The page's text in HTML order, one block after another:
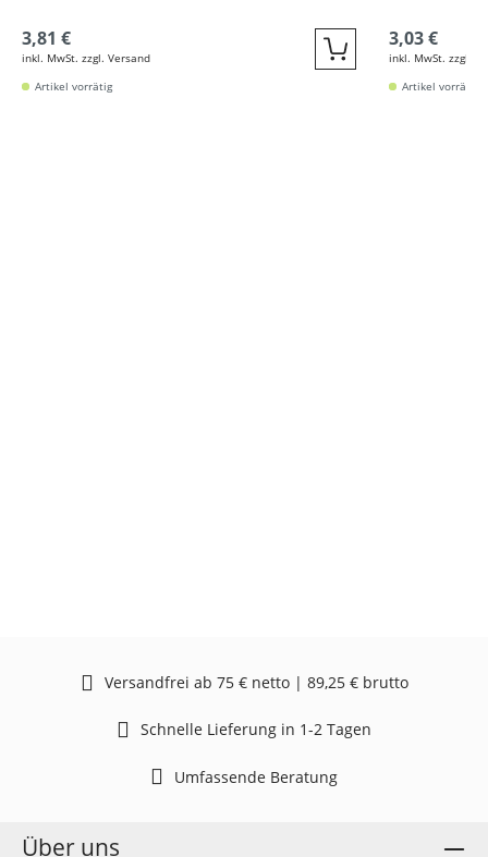
3,81 €
inkl. MwSt. zzgl. Versand Quickbuy
Artikel vorrätig
3,03 €
inkl. MwSt. zzgl.
Artikel vorrätig
Versandfrei ab 75 € netto | 89,25 € brutto
Schnelle Lieferung in 1-2 Tagen
Umfassende Beratung
Über uns